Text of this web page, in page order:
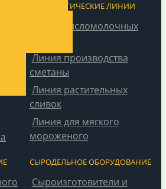
ТЕХНОЛОГИЧЕСКИЕ ЛИНИИ
Линия кисломолочных
Линия производства
сметаны
Линия растительных
сливок
Линия для мягкого
мороженого
СЫРОДЕЛЬНОЕ ОБОРУДОВАНИЕ
Сыроизготовители и